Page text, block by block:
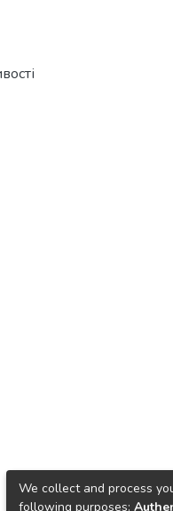
We collect and process
following purposes: